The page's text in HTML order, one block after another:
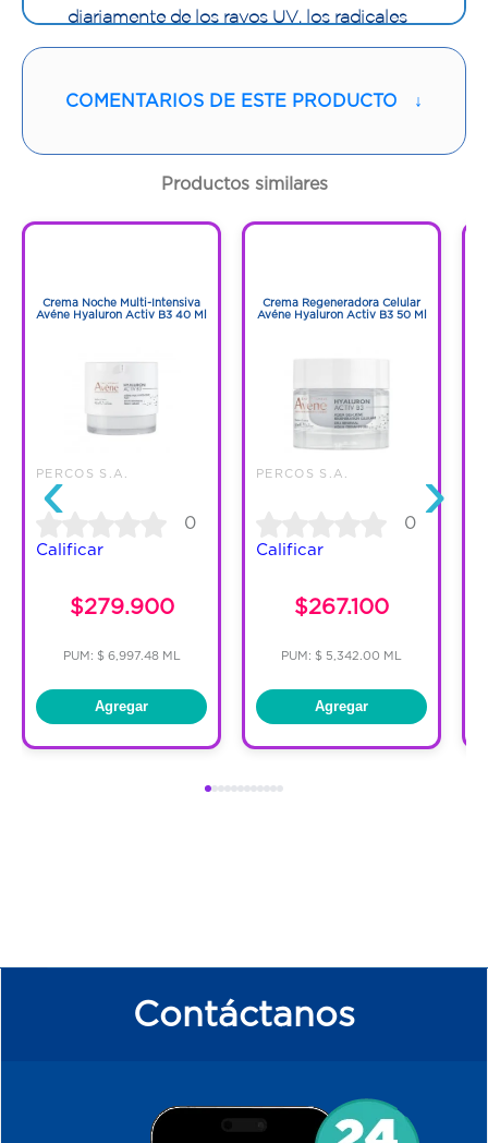
diariamente de los rayos UV, los radicales
libres y la contaminación. Su textura
flexible y luminosa durante todo el día.
COMENTARIOS DE ESTE PRODUCTO ↓
Productos similares
‹
Crema Noche Multi-Intensiva
Avéne Hyaluron Activ B3 40 Ml
PERCOS S.A.
0
Calificar
$279.900
PUM: $ 6,997.48 ML
Agregar
Crema Regeneradora Celular
Avéne Hyaluron Activ B3 50 Ml
PERCOS S.A.
0
Calificar
$267.100
PUM: $ 5,342.00 ML
Agregar
›
Contáctanos